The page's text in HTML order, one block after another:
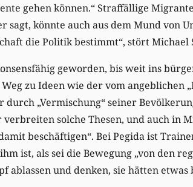
gehen können.“ Straffällige
sagt, könnte auch aus dem Mund von
die Politik bestimmt“, stört Michael
geworden, bis weit ins
zu Ideen wie der vom angeblichen
„Vermischung“ seiner
solche Thesen, und auch in
beschäftigen“. Bei Pegida ist
ist, als sei die Bewegung „von den
ablassen und denken, sie hätten etwas